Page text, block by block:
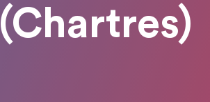
(Chartres)